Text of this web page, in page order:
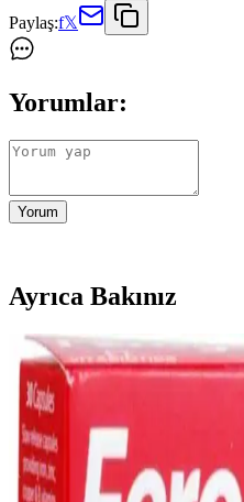
Paylaş:f𝕏
Yorumlar:
Yorum
Ayrıca Bakınız
Demir Takviyesi Seçimi
ve Oksijen Taşımada
Demir takviyesi, demir eksikliği
ürün seçimi ve kullanım önemli.
için demir seviyelerini düzenleyin.